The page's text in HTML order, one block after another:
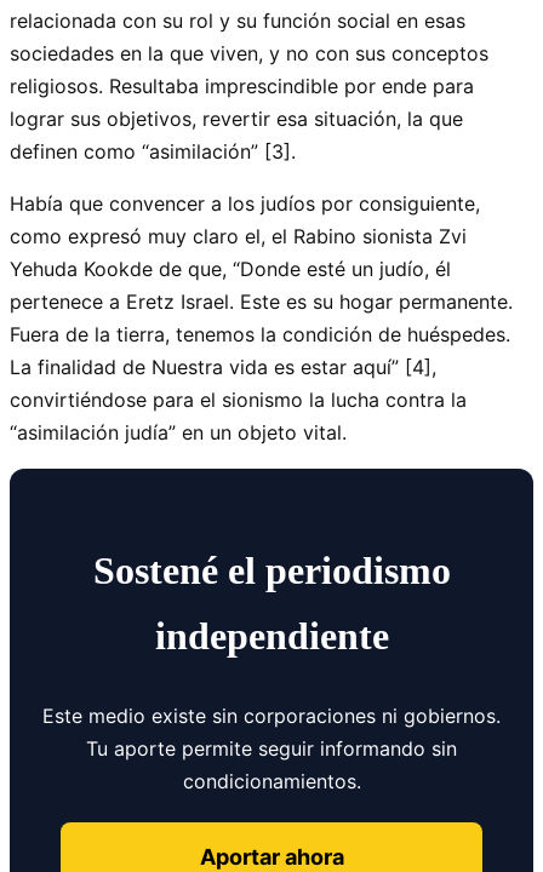
relacionada con su rol y su función social en esas
sociedades en la que viven, y no con sus conceptos
religiosos. Resultaba imprescindible por ende para
lograr sus objetivos, revertir esa situación, la que
definen como “asimilación” [3].
Había que convencer a los judíos por consiguiente,
como expresó muy claro el, el Rabino sionista Zvi
Yehuda Kookde de que, “Donde esté un judío, él
pertenece a Eretz Israel. Este es su hogar permanente.
Fuera de la tierra, tenemos la condición de huéspedes.
La finalidad de Nuestra vida es estar aquí” [4],
convirtiéndose para el sionismo la lucha contra la
“asimilación judía” en un objeto vital.
Sostené el periodismo
independiente
Este medio existe sin corporaciones ni gobiernos.
Tu aporte permite seguir informando sin
condicionamientos.
Aportar ahora